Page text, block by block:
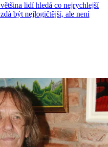
lidí hledá co nejrychlejší
být nejlogičtější, ale není